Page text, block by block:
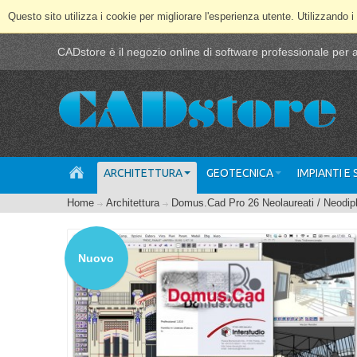
Questo sito utilizza i cookie per migliorare l'esperienza utente.
CADstore è il negozio online di software professionale
ARCHITETTURA GEOTECNICA IMPIANTI E
Home Architettura Domus.Cad Pro 26 Neolaureati /
Nuovo